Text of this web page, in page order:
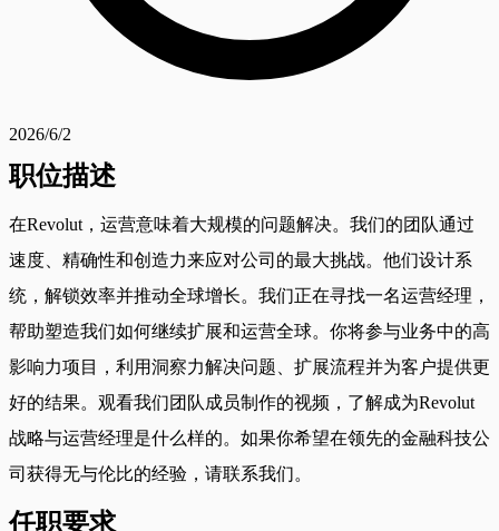
2026/6/2
职位描述
在Revolut，运营意味着大规模的问题解决。我们的团队通过
速度、精确性和创造力来应对公司的最大挑战。他们设计系
统，解锁效率并推动全球增长。我们正在寻找一名运营经理，
帮助塑造我们如何继续扩展和运营全球。你将参与业务中的高
影响力项目，利用洞察力解决问题、扩展流程并为客户提供更
好的结果。观看我们团队成员制作的视频，了解成为Revolut
战略与运营经理是什么样的。如果你希望在领先的金融科技公
司获得无与伦比的经验，请联系我们。
任职要求